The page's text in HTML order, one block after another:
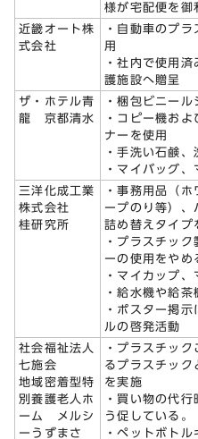
様が宅配便を御
近畿オート株
式会社
・自動車のプ
用
・社内で使用
護施設へ贈呈
ザ・ホテル青
龍 京都清水
・梱包ビニー
・コピー機お
ナーを使用
・手洗い石鹸
・マイバッグ
三洋化成工業
株式会社
桂研究所
・事務用品（
ープのり等）、
詰め替えタイプ
・プラスチッ
ーの使用をやめ
・マイカップ
・給水機や給茶
・ポスター掲
ルの啓発活動
社会福祉法人
七施会
地域密着型特
別養護老人ホ
ーム メルシ
ーうずまさ
・プラスチッ
るプラスチック
を実施
・買い物の代
う促している。
・ペットボト